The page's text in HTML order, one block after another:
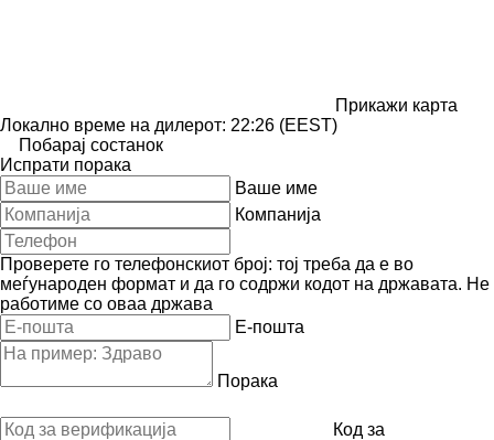
Прикажи карта
Локално време на дилерот: 22:26 (EEST)
Побарај состанок
Испрати порака
Ваше име
Компанија
Проверете го телефонскиот број: тој треба да е во
меѓународен формат и да го содржи кодот на државата. Не
работиме со оваа држава
E-пошта
Порака
Код за